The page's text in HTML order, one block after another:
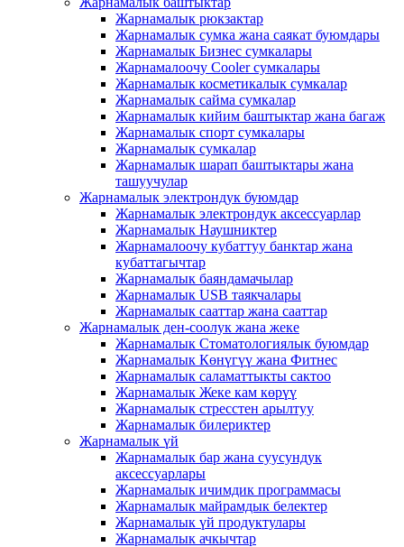
Жарнамалык рюкзактар
Жарнамалык сумка жана саякат буюмдары
Жарнамалык Бизнес сумкалары
Жарнамалоочу Cooler сумкалары
Жарнамалык косметикалык сумкалар
Жарнамалык сайма сумкалар
Жарнамалык кийим баштыктар жана багаж
Жарнамалык спорт сумкалары
Жарнамалык сумкалар
Жарнамалык шарап баштыктары жана
ташуучулар
Жарнамалык электрондук буюмдар
Жарнамалык электрондук аксессуарлар
Жарнамалык Наушниктер
Жарнамалоочу кубаттуу банктар жана
кубаттагычтар
Жарнамалык баяндамачылар
Жарнамалык USB таякчалары
Жарнамалык сааттар жана сааттар
Жарнамалык ден-соолук жана жеке
Жарнамалык Стоматологиялык буюмдар
Жарнамалык Көнүгүү жана Фитнес
Жарнамалык саламаттыкты сактоо
Жарнамалык Жеке кам көрүү
Жарнамалык стресстен арылтуу
Жарнамалык билериктер
Жарнамалык үй
Жарнамалык бар жана суусундук
аксессуарлары
Жарнамалык ичимдик программасы
Жарнамалык майрамдык белектер
Жарнамалык үй продуктулары
Жарнамалык ачкычтар